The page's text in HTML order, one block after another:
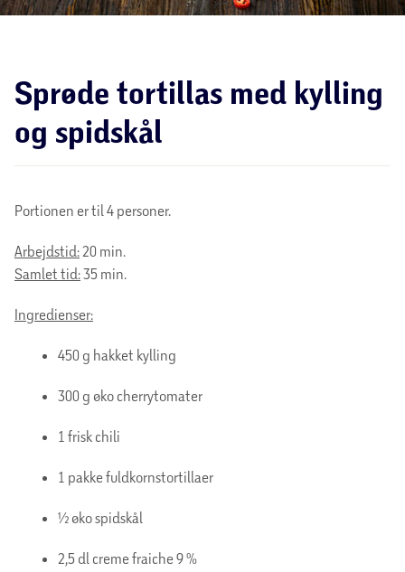
Sprøde tortillas med kylling
og spidskål
Portionen er til 4 personer.
Arbejdstid:20 min.
Samlet tid:35 min.
Ingredienser:
450 g hakket kylling
300 g øko cherrytomater
1 frisk chili
1 pakke fuldkornstortillaer
½ øko spidskål
2,5 dl creme fraiche 9 %